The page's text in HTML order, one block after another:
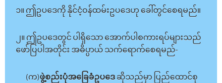
၁။ ဤဥပဒေကို နိုင်ငံ့ဝန်ထမ်းဥပဒေဟု ခေါ်တွင်စေရမည်။
၂။ ဤဥပဒေတွင် ပါရှိသော အောက်ပါစကားရပ်များသည်
ဖော်ပြပါအတိုင်း အဓိပ္ပာယ် သက်ရောက်စေရမည်-
(က)ဖွဲ့စည်းပုံအခြေခံဥပဒေဆိုသည်မှာ ပြည်ထောင်စု